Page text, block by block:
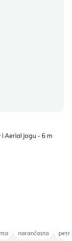
i Aerial jogu - 6 m
narančasta